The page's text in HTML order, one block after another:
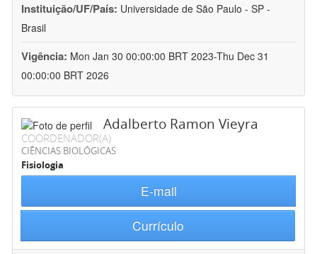
Instituição/UF/País: Universidade de São Paulo - SP -
Brasil
Vigência: Mon Jan 30 00:00:00 BRT 2023-Thu Dec 31
00:00:00 BRT 2026
Adalberto Ramon Vieyra
COORDENADOR(A)
CIÊNCIAS BIOLÓGICAS
Fisiologia
E-mail
Currículo